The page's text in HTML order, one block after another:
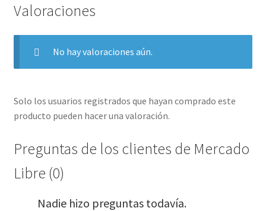
Valoraciones
No hay valoraciones aún.
Solo los usuarios registrados que hayan comprado este
producto pueden hacer una valoración.
Preguntas de los clientes de Mercado
Libre (0)
Nadie hizo preguntas todavía.